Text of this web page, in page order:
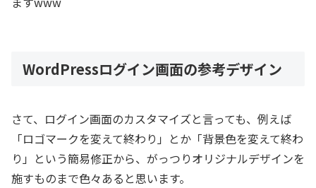
WordPressログイン画面の参考デザイン
さて、ログイン画面のカスタマイズと言っても、例えば
「ロゴマークを変えて終わり」とか「背景色を変えて終わ
り」という簡易修正から、がっつりオリジナルデザインを
施すものまで色々あると思います。